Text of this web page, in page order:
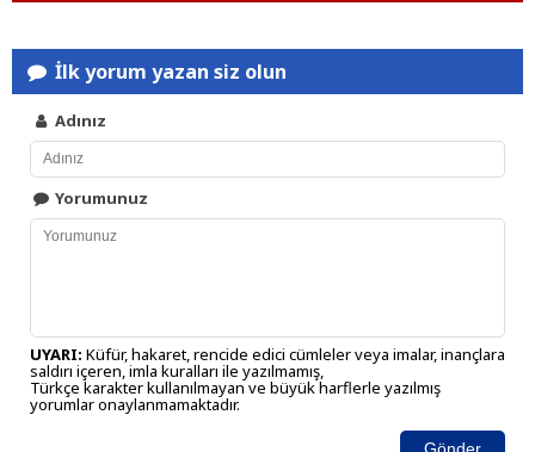
İlk yorum yazan siz olun
Adınız
Yorumunuz
UYARI: Küfür, hakaret, rencide edici cümleler veya imalar, inançlara
saldırı içeren, imla kuralları ile yazılmamış,
Türkçe karakter kullanılmayan ve büyük harflerle yazılmış
yorumlar onaylanmamaktadır.